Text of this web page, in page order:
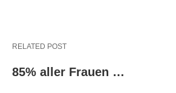
RELATED POST
85% aller Frauen …